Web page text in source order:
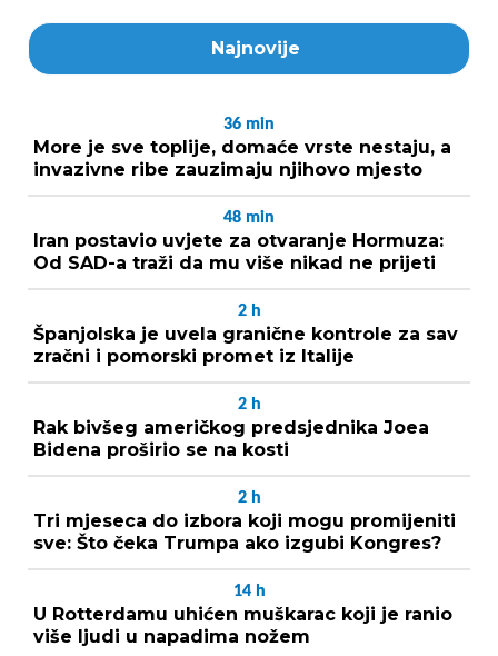
Najnovije
36 min
More je sve toplije, domaće vrste nestaju, a
invazivne ribe zauzimaju njihovo mjesto
48 min
Iran postavio uvjete za otvaranje Hormuza:
Od SAD-a traži da mu više nikad ne prijeti
2 h
Španjolska je uvela granične kontrole za sav
zračni i pomorski promet iz Italije
2 h
Rak bivšeg američkog predsjednika Joea
Bidena proširio se na kosti
2 h
Tri mjeseca do izbora koji mogu promijeniti
sve: Što čeka Trumpa ako izgubi Kongres?
14 h
U Rotterdamu uhićen muškarac koji je ranio
više ljudi u napadima nožem